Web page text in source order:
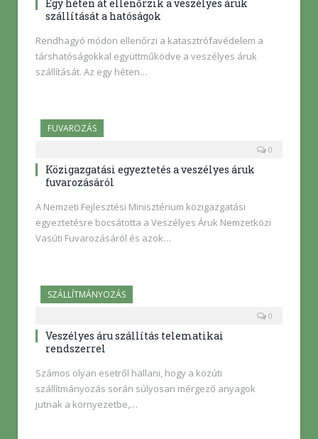
Egy héten át ellenőrzik a veszélyes áruk
szállítását a hatóságok
Rendhagyó módon ellenőrzi a katasztrófavédelem a
társhatóságokkal együttműködve a veszélyes áruk
szállítását. Az egy héten…
FUVAROZÁS
0
Közigazgatási egyeztetés a veszélyes áruk
fuvarozásáról
A Nemzeti Fejlesztési Minisztérium közigazgatási
egyeztetésre bocsátotta a Veszélyes Áruk Nemzetközi
Vasúti Fuvarozásáról és azok…
SZÁLLÍTMÁNYOZÁS
0
Veszélyes áru szállítás telematikai
rendszerrel
Számos olyan esetről hallani, hogy a közúti
szállítmányozás során súlyosan mérgező anyagok
jutnak a környezetbe,…